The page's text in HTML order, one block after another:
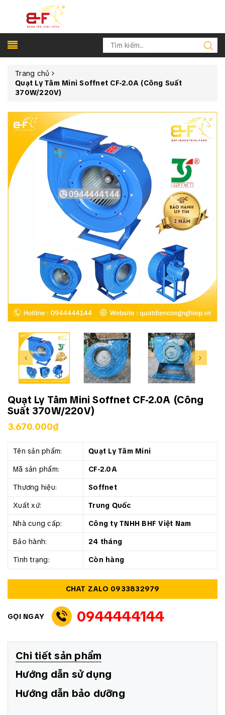
Trang chủ
Quạt Ly Tâm Mini Soffnet CF-2.0A (Công Suất
370W/220V)
Quạt Ly Tâm Mini Soffnet CF-2.0A (Công
Suất 370W/220V)
3.670.000₫
Tên sản phẩm:
Quạt Ly Tâm Mini
Mã sản phẩm:
CF-2.0A
Thương hiệu:
Soffnet
Xuất xứ:
Trung Quốc
Nhà cung cấp:
Công ty TNHH BHF Việt Nam
Bảo hành:
24 tháng
Tình trạng:
Còn hàng
CHAT ZALO 0933832979
GỌI NGAY 0944444144
Chi tiết sản phẩm
Hướng dẫn sử dụng
Hướng dẫn bảo dưỡng